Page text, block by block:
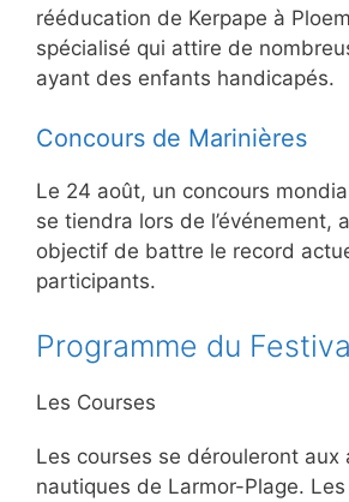
rééducation de Kerpape à
spécialisé qui attire de
ayant des enfants handicapés.
Concours de Marinières
Le 24 août, un concours
se tiendra lors de l’événement,
objectif de battre le record
participants.
Programme du
Les Courses
Les courses se dérouleront aux
nautiques de Larmor-Plage.